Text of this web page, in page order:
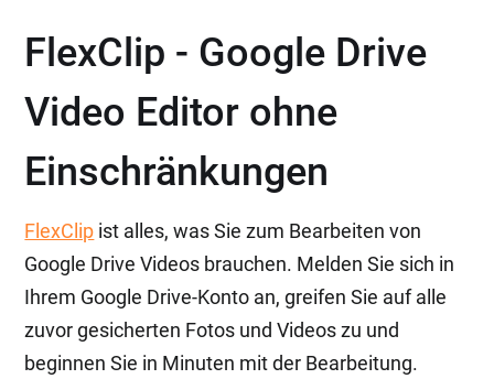
FlexClip - Google Drive
Video Editor ohne
Einschränkungen
FlexClip ist alles, was Sie zum Bearbeiten von
Google Drive Videos brauchen. Melden Sie sich in
Ihrem Google Drive-Konto an, greifen Sie auf alle
zuvor gesicherten Fotos und Videos zu und
beginnen Sie in Minuten mit der Bearbeitung.